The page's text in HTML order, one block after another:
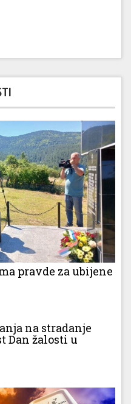
pravde za ubijene
na stradanje
Dan žalosti u